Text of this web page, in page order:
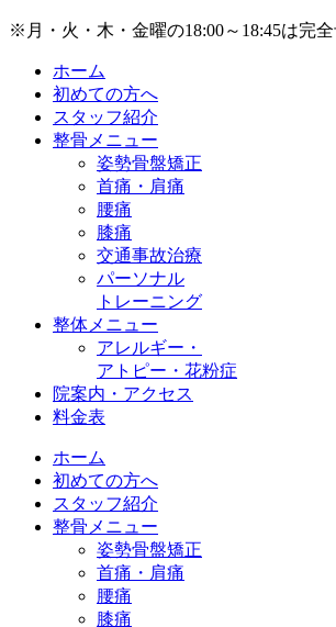
※月・火・木・金曜の18:00～18:45は完全
ホーム
初めての方へ
スタッフ紹介
整骨メニュー
姿勢骨盤矯正
首痛・肩痛
腰痛
膝痛
交通事故治療
パーソナル
トレーニング
整体メニュー
アレルギー・
アトピー・花粉症
院案内・アクセス
料金表
ホーム
初めての方へ
スタッフ紹介
整骨メニュー
姿勢骨盤矯正
首痛・肩痛
腰痛
膝痛